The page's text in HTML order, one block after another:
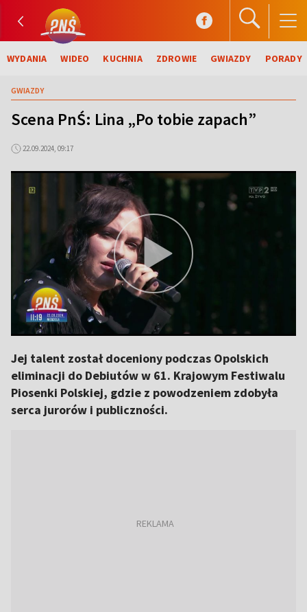
WYDANIA WIDEO KUCHNIA ZDROWIE GWIAZDY PORADY
GWIAZDY
Scena PnŚ: Lina „Po tobie zapach”
22.09.2024, 09:17
Jej talent został doceniony podczas Opolskich
eliminacji do Debiutów w 61. Krajowym Festiwalu
Piosenki Polskiej, gdzie z powodzeniem zdobyła
serca jurorów i publiczności.